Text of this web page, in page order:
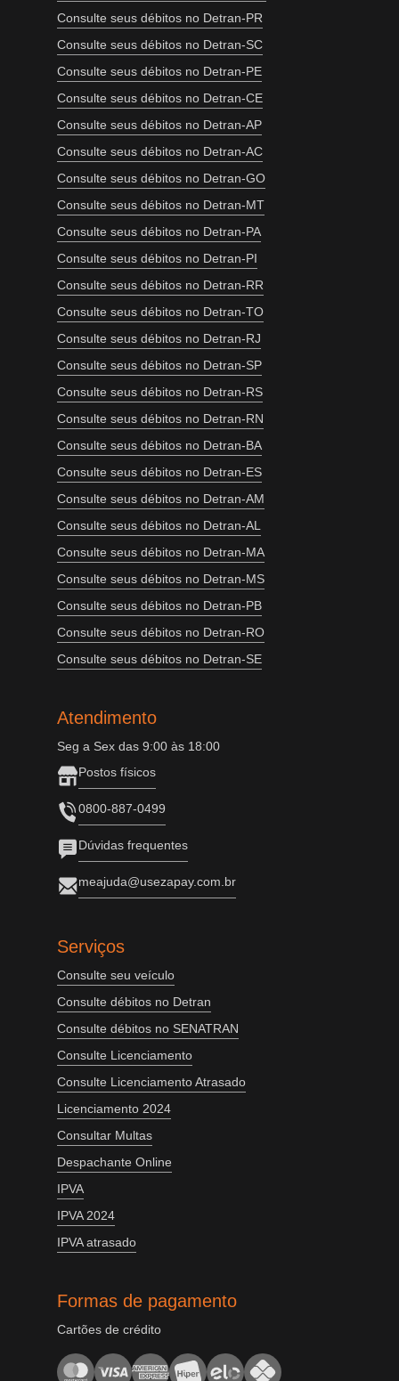
Consulte seus débitos no Detran-PR
Consulte seus débitos no Detran-SC
Consulte seus débitos no Detran-PE
Consulte seus débitos no Detran-CE
Consulte seus débitos no Detran-AP
Consulte seus débitos no Detran-AC
Consulte seus débitos no Detran-GO
Consulte seus débitos no Detran-MT
Consulte seus débitos no Detran-PA
Consulte seus débitos no Detran-PI
Consulte seus débitos no Detran-RR
Consulte seus débitos no Detran-TO
Consulte seus débitos no Detran-RJ
Consulte seus débitos no Detran-SP
Consulte seus débitos no Detran-RS
Consulte seus débitos no Detran-RN
Consulte seus débitos no Detran-BA
Consulte seus débitos no Detran-ES
Consulte seus débitos no Detran-AM
Consulte seus débitos no Detran-AL
Consulte seus débitos no Detran-MA
Consulte seus débitos no Detran-MS
Consulte seus débitos no Detran-PB
Consulte seus débitos no Detran-RO
Consulte seus débitos no Detran-SE
Atendimento
Seg a Sex das 9:00 às 18:00
Postos físicos
0800-887-0499
Dúvidas frequentes
meajuda@usezapay.com.br
Serviços
Consulte seu veículo
Consulte débitos no Detran
Consulte débitos no SENATRAN
Consulte Licenciamento
Consulte Licenciamento Atrasado
Licenciamento 2024
Consultar Multas
Despachante Online
IPVA
IPVA 2024
IPVA atrasado
Formas de pagamento
Cartões de crédito